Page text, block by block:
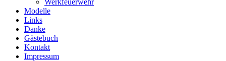
Werkfeuerwehr
Modelle
Links
Danke
Gästebuch
Kontakt
Impressum